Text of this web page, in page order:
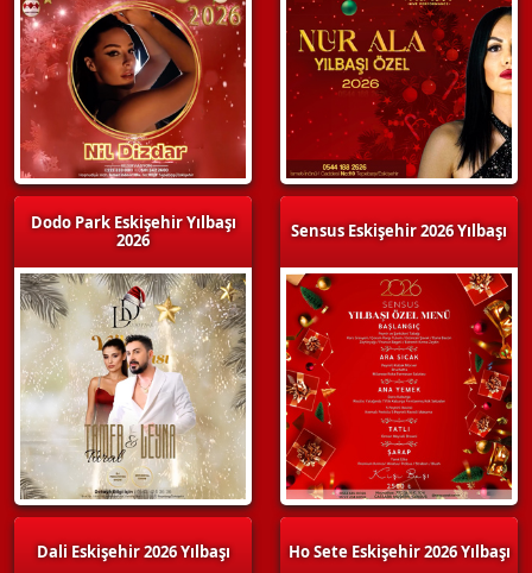
Dodo Park Eskişehir Yılbaşı
2026
Dali Eskişehir 2026 Yılbaşı
Sensus Eskişehir 2026 Yılbaşı
Ho Sete Eskişehir 2026 Yılbaşı